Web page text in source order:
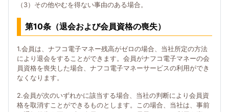
（3）その他やむを得ない事由のある場合。
第10条（退会および会員資格の喪失）
1.会員は、ナフコ電子マネー残高がゼロの場合、当社所定の方法
により退会をすることができます。会員がナフコ電子マネーの会
員資格を喪失した場合、ナフコ電子マネーサービスの利用ができ
なくなります。
2.会員が次のいずれかに該当する場合、当社の判断により会員資
格を取消すことができるものとします。この場合、当社は、事前